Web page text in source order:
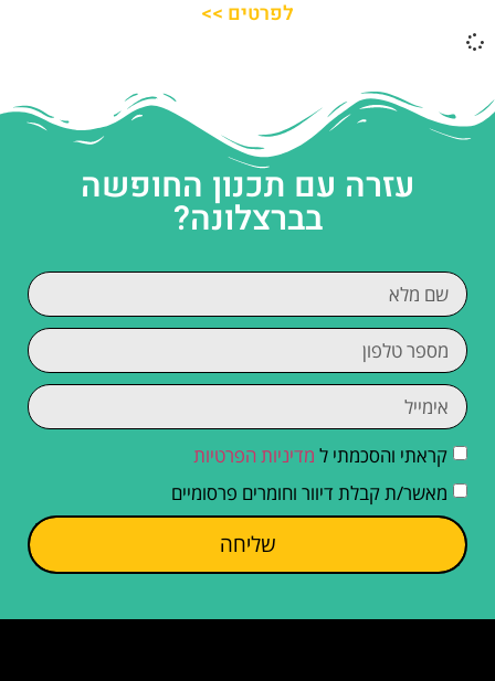
לפרטים >>
עזרה עם תכנון החופשה
בברצלונה?
קראתי והסכמתי ל מדיניות הפרטיות
מאשר/ת קבלת דיוור וחומרים פרסומיים
שליחה